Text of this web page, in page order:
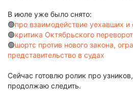
В июле уже было снято:
🟢про взаимодействие уехавших и
🟢критика Октябрьского
🟢шортс против нового закона,
представительство в судах
Сейчас готовлю ролик про
продолжаю следить.